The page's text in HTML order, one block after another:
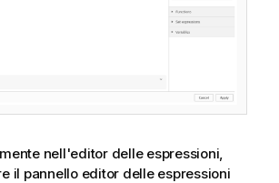
nell'editor delle espressioni,
il pannello editor delle espressioni